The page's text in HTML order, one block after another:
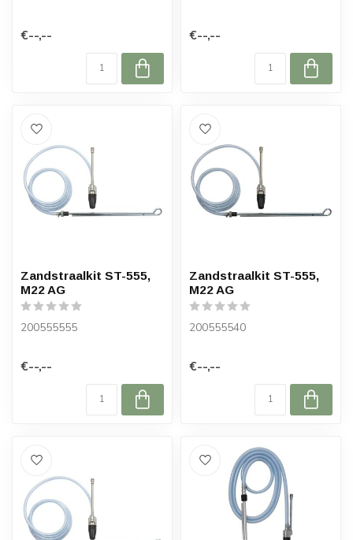
€--,-- €--,--
Zandstraalkit ST-555,
M22 AG
200555555
€--,--
Zandstraalkit ST-555,
M22 AG
200555540
€--,--